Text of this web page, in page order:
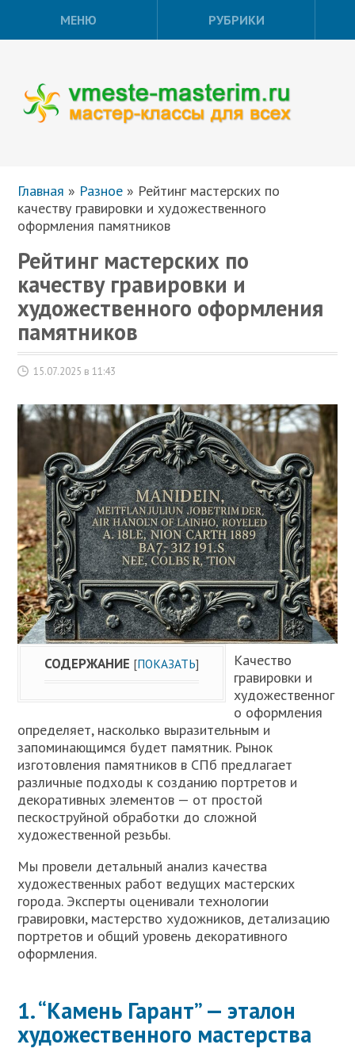
МЕНЮ РУБРИКИ
Главная » Разное » Рейтинг мастерских по
качеству гравировки и художественного
оформления памятников
Рейтинг мастерских по
качеству гравировки и
художественного оформления
памятников
15.07.2025 в 11:43
СОДЕРЖАНИЕ [ПОКАЗАТЬ]
Качество
гравировки и
художественног
о оформления
определяет, насколько выразительным и
запоминающимся будет памятник. Рынок
изготовления памятников в СПб предлагает
различные подходы к созданию портретов и
декоративных элементов — от простой
пескоструйной обработки до сложной
художественной резьбы.
Мы провели детальный анализ качества
художественных работ ведущих мастерских
города. Эксперты оценивали технологии
гравировки, мастерство художников, детализацию
портретов и общий уровень декоративного
оформления.
1. “Камень Гарант” — эталон
художественного мастерства